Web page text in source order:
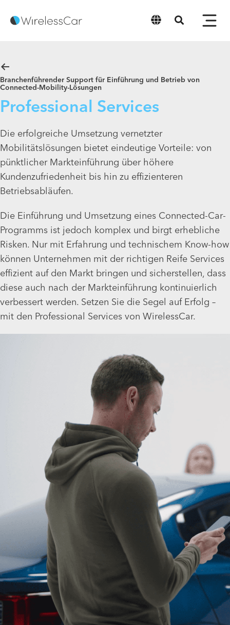
Branchenführender Support für Einführung und Betrieb von
Connected-Mobility-Lösungen
Professional Services
Die erfolgreiche Umsetzung vernetzter
Mobilitätslösungen bietet eindeutige Vorteile: von
pünktlicher Markteinführung über höhere
Kundenzufriedenheit bis hin zu effizienteren
Betriebsabläufen.
Die Einführung und Umsetzung eines Connected-Car-
Programms ist jedoch komplex und birgt erhebliche
Risken. Nur mit Erfahrung und technischem Know-how
können Unternehmen mit der richtigen Reife Services
effizient auf den Markt bringen und sicherstellen, dass
diese auch nach der Markteinführung kontinuierlich
verbessert werden. Setzen Sie die Segel auf Erfolg –
mit den Professional Services von WirelessCar.